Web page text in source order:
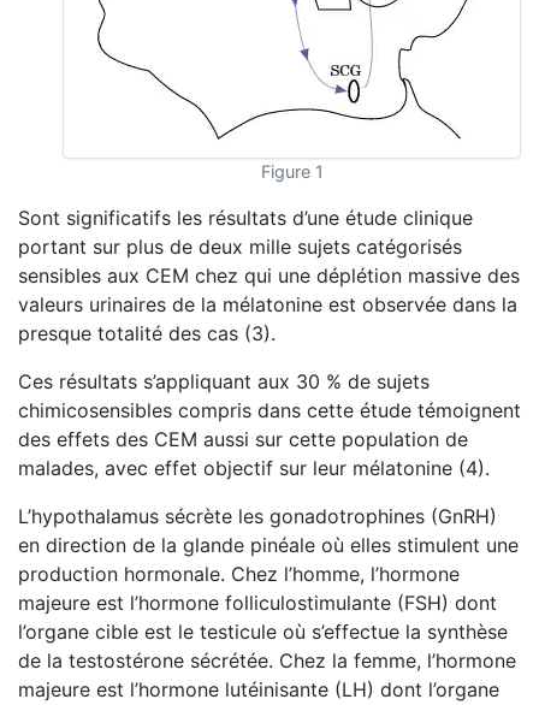
Figure 1
Sont significatifs les résultats d’une étude clinique
portant sur plus de deux mille sujets catégorisés
sensibles aux CEM chez qui une déplétion massive des
valeurs urinaires de la mélatonine est observée dans la
presque totalité des cas (3).
Ces résultats s’appliquant aux 30 % de sujets
chimicosensibles compris dans cette étude témoignent
des effets des CEM aussi sur cette population de
malades, avec effet objectif sur leur mélatonine (4).
L’hypothalamus sécrète les gonadotrophines (GnRH)
en direction de la glande pinéale où elles stimulent une
production hormonale. Chez l’homme, l’hormone
majeure est l’hormone folliculostimulante (FSH) dont
l’organe cible est le testicule où s’effectue la synthèse
de la testostérone sécrétée. Chez la femme, l’hormone
majeure est l’hormone lutéinisante (LH) dont l’organe